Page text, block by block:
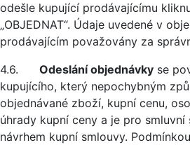
odešle kupující prodávajícímu
„OBJEDNAT“. Údaje uvedené v
prodávajícím považovány za
4.6. Odeslání objednávky se
kupujícího, který nepochybným
objednávané zboží, kupní cenu,
úhrady kupní ceny a je pro smluvní
návrhem kupní smlouvy.